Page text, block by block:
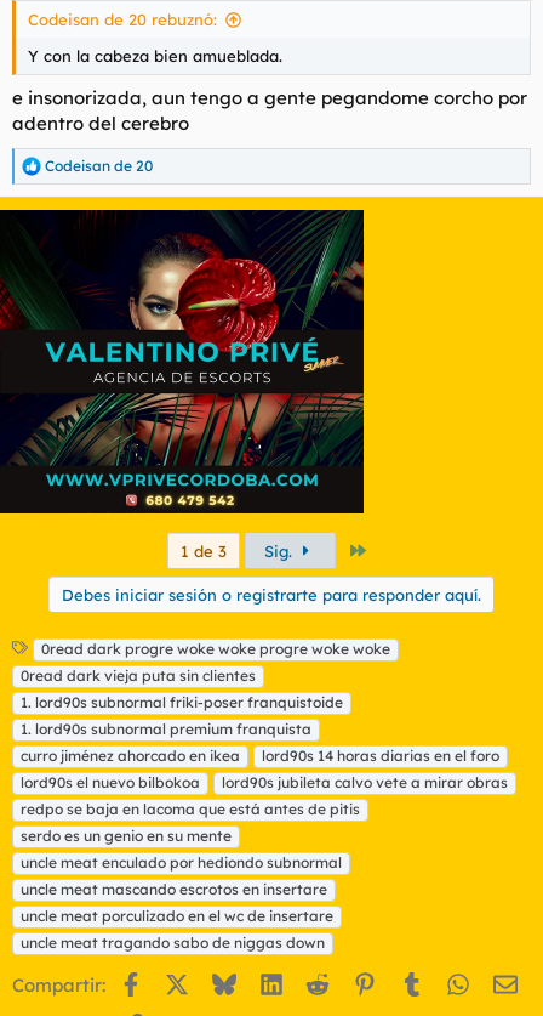
Codeisan de 20 rebuznó:
Y con la cabeza bien amueblada.
e insonorizada, aun tengo a gente pegandome corcho por
adentro del cerebro
R
e
a
o
n
e
Codeisan de 20
1 de 3 Sig.
Debes iniciar sesión o registrarte para responder aquí.
E
t
i
q
u
e
t
a
s
0read dark progre woke woke progre woke woke
0read dark vieja puta sin clientes
1. lord90s subnormal friki-poser franquistoide
1. lord90s subnormal premium franquista
curro jiménez ahorcado en ikea
lord90s 14 horas diarias en el foro
lord90s el nuevo bilbokoa
lord90s jubileta calvo vete a mirar obras
redpo se baja en lacoma que está antes de pitis
serdo es un genio en su mente
uncle meat enculado por hediondo subnormal
uncle meat mascando escrotos en insertare
uncle meat porculizado en el wc de insertare
uncle meat tragando sabo de niggas down
Compartir: Facebook BlueskyLinkedIn
Reddit Pinterest
Tumblr